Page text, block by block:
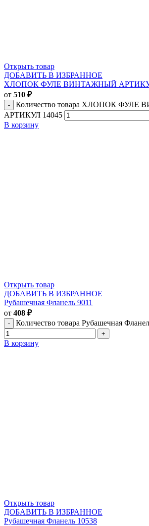
Открыть товар
ДОБАВИТЬ В ИЗБРАННОЕ
ХЛОПОК ФУЛЕ ВИНТАЖНЫЙ
от 510 ₽
Количество товара ХЛОПОК
АРТИКУЛ 14045
В корзину
Открыть товар
ДОБАВИТЬ В ИЗБРАННОЕ
Рубашечная Фланель 9011
от 408 ₽
Количество товара Рубашечная
В корзину
Открыть товар
ДОБАВИТЬ В ИЗБРАННОЕ
Рубашечная Фланель 10538